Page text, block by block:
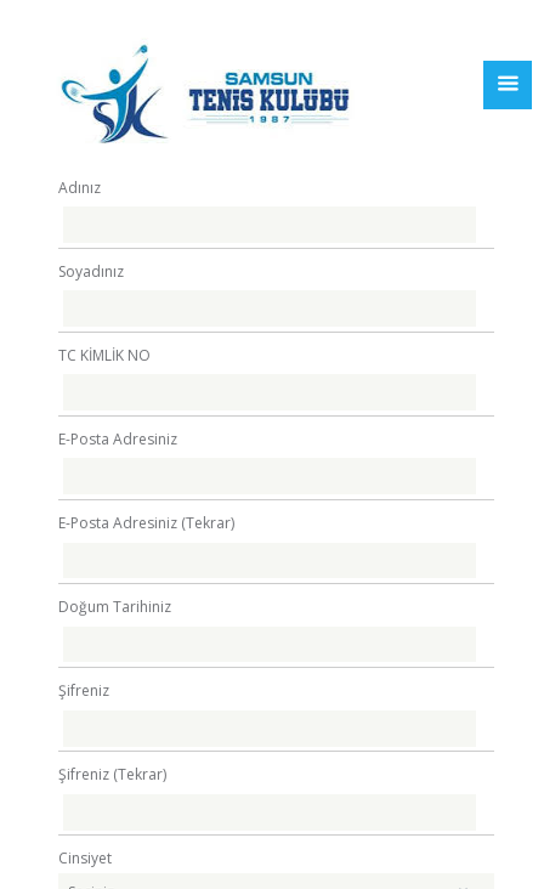
Adınız
Soyadınız
TC KİMLİK NO
E-Posta Adresiniz
E-Posta Adresiniz (Tekrar)
Doğum Tarihiniz
Şifreniz
Şifreniz (Tekrar)
Cinsiyet